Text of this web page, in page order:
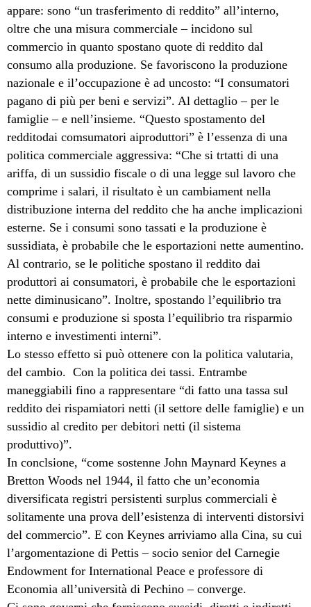
appare: sono “un trasferimento di reddito” all’interno,
oltre che una misura commerciale – incidono sul
commercio in quanto spostano quote di reddito dal
consumo alla produzione. Se favoriscono la produzione
nazionale e il’occupazione è ad uncosto: “I consumatori
pagano di più per beni e servizi”. Al dettaglio – per le
famiglie – e nell’insieme. “Questo spostamento del
redditodai comsumatori aiproduttori” è l’essenza di una
politica commerciale aggressiva: “Che si trtatti di una
ariffa, di un sussidio fiscale o di una legge sul lavoro che
comprime i salari, il risultato è un cambiament nella
distribuzione interna del reddito che ha anche implicazioni
esterne. Se i consumi sono tassati e la produzione è
sussidiata, è probabile che le esportazioni nette aumentino.
Al contrario, se le politiche spostano il reddito dai
produttori ai consumatori, è probabile che le esportazioni
nette diminusicano”. Inoltre, spostando l’equilibrio tra
consumi e produzione si sposta l’equilibrio tra risparmio
interno e investimenti interni”.
Lo stesso effetto si può ottenere con la politica valutaria,
del cambio. Con la politica dei tassi. Entrambe
maneggiabili fino a rappresentare “di fatto una tassa sul
reddito dei rispamiatori netti (il settore delle famiglie) e un
sussidio al credito per debitori netti (il sistema
produttivo)”.
In conclsione, “come sostenne John Maynard Keynes a
Bretton Woods nel 1944, il fatto che un’economia
diversificata registri persistenti surplus commerciali è
solitamente una prova dell’esistenza di interventi distorsivi
del commercio”. E con Keynes arriviamo alla Cina, su cui
l’argomentazione di Pettis – socio senior del Carnegie
Endowment for International Peace e professore di
Economia all’università di Pechino – converge.